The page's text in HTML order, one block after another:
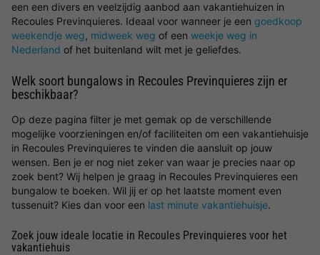
een een divers en veelzijdig aanbod aan vakantiehuizen in
Recoules Previnquieres. Ideaal voor wanneer je een goedkoop
weekendje weg, midweek weg of een weekje weg in
Nederland of het buitenland wilt met je geliefdes.
Welk soort bungalows in Recoules Previnquieres zijn er
beschikbaar?
Op deze pagina filter je met gemak op de verschillende
mogelijke voorzieningen en/of faciliteiten om een vakantiehuisje
in Recoules Previnquieres te vinden die aansluit op jouw
wensen. Ben je er nog niet zeker van waar je precies naar op
zoek bent? Wij helpen je graag in Recoules Previnquieres een
bungalow te boeken. Wil jij er op het laatste moment even
tussenuit? Kies dan voor een last minute vakantiehuisje.
Zoek jouw ideale locatie in Recoules Previnquieres voor het
vakantiehuis